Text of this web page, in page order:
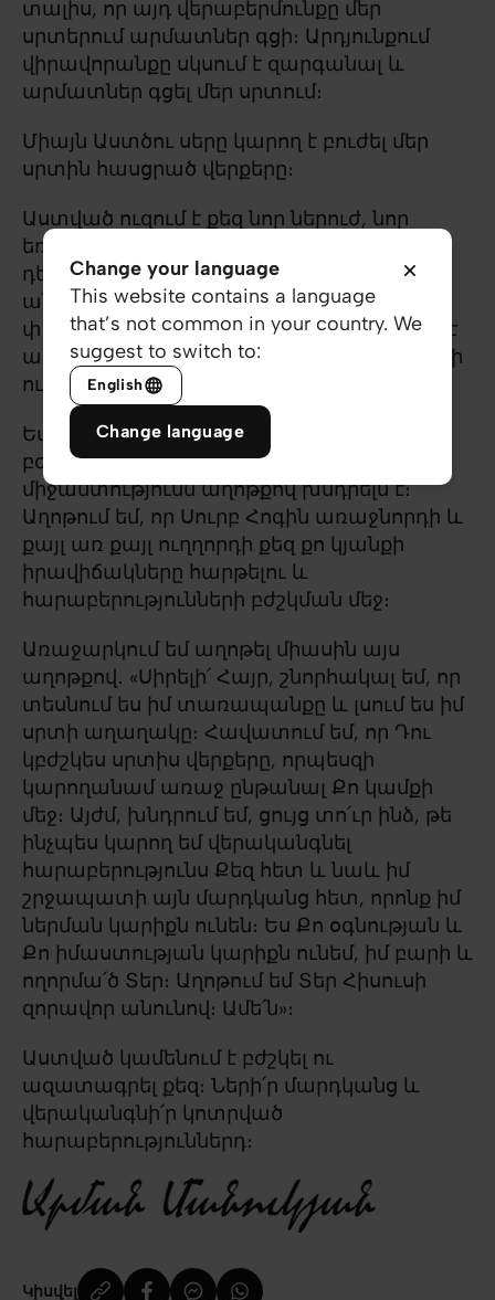
տալիս, որ այդ վերաբերմունքը մեր
սրտերում արմատներ գցի։ Արդյունքում
վիրավորանքը սկսում է զարգանալ և
արմատներ գցել մեր սրտում։
Միայն Աստծու սերը կարող է բուժել մեր
սրտին հասցրած վերքերը։
Աստված ուզում է քեզ նոր ներուժ, նոր
եռանդ և նոր հույս փոխանցել։ Աստված
դեռ Իր վերջին խոսքը չի ասել քո կյանքի
անելանելի իրավիճակում և քո կոտրված
փոխհարաբերության մեջ։ Նա կամենում է
ազատագրել քեզ քո կյանքի տառապանքի
ու դառնության բանտից։
Եվ այդ ազատագրության ու քո սրտի
բժշկության առաջին քայլը Տեր Աստծու
միջամտությունն աղոթքով խնդրելն է։
Աղոթում եմ, որ Սուրբ Հոգին առաջնորդի և
քայլ առ քայլ ուղղորդի քեզ քո կյանքի
իրավիճակները հարթելու և
հարաբերությունների բժշկման մեջ։
Առաջարկում եմ աղոթել միասին այս
աղոթքով․ «Սիրելի՛ Հայր, շնորհակալ եմ, որ
տեսնում ես իմ տառապանքը և լսում ես իմ
սրտի աղաղակը։ Հավատում եմ, որ Դու
կբժշկես սրտիս վերքերը, որպեսզի
կարողանամ առաջ ընթանալ Քո կամքի
մեջ։ Այժմ, խնդրում եմ, ցույց տո՛ւր ինձ, թե
ինչպես կարող եմ վերականգնել
հարաբերությունս Քեզ հետ և նաև իմ
շրջապատի այն մարդկանց հետ, որոնք իմ
ներման կարիքն ունեն։ Ես Քո օգնության և
Քո իմաստության կարիքն ունեմ, իմ բարի և
ողորմա՛ծ Տեր։ Աղոթում եմ Տեր Հիսուսի
զորավոր անունով։ Ամե՛ն»։
Աստված կամենում է բժշկել ու
ազատագրել քեզ։ Ների՛ր մարդկանց և
վերականգնի՛ր կոտրված
հարաբերություններդ։
Կիսվել
Change your language
This website contains a language
that’s not common in your country. We
suggest to switch to:
English
Change language